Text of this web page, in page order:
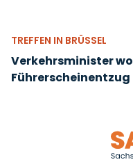
TREFFEN IN BRÜSSEL
Verkehrsminister
Führerscheinentzug